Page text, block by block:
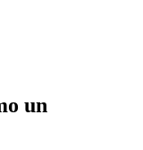
un